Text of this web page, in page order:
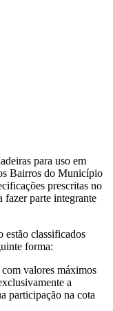
para uso em
Bairros do Município
prescritas no
fazer parte integrante
estão classificados
forma:
valores máximos
a
participação na cota